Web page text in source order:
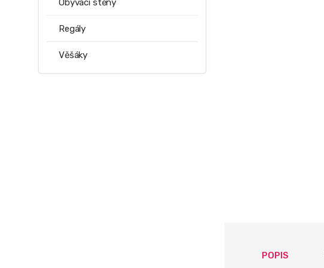
POPIS
Obývací stěny
Regály
Věšáky